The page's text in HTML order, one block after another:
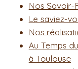
Nos Savoir-
Le saviez-
Nos
Au Temps
à Toulouse